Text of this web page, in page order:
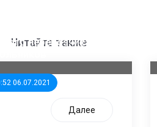
Читайте также
06.07.2021
перевозчика для
Далее